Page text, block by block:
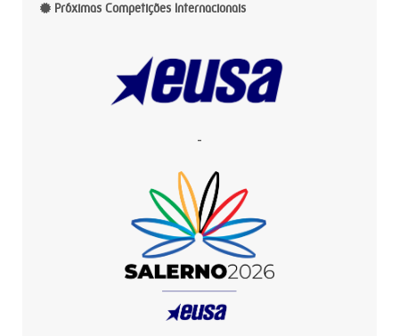
Próximas Competições Internacionais
-